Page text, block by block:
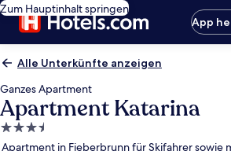
Zum Hauptinhalt springen
App
Alle Unterkünfte anzeigen
Ganzes Apartment
Apartment Katarina
3.5-
Sterne-
Apartment in Fieberbrunn für Skifahrer sowie